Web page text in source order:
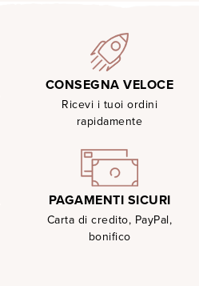
CONSEGNA VELOCE
Ricevi i tuoi ordini
rapidamente
PAGAMENTI SICURI
Carta di credito, PayPal,
bonifico